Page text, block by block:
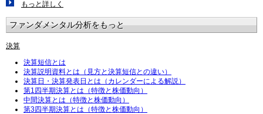
もっと詳しく
ファンダメンタル分析をもっと
決算
決算短信とは
決算説明資料とは（見方と決算短信との違い）
決算日・決算発表日とは（カレンダーによる解説）
第1四半期決算とは（特徴と株価動向）
中間決算とは（特徴と株価動向）
第3四半期決算とは（特徴と株価動向）